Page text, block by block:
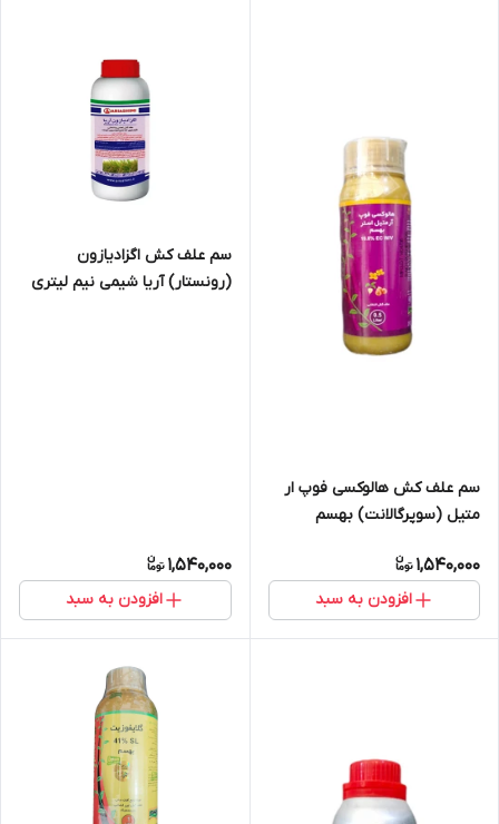
سم علف کش هالوکسی فوپ ار
متیل (سوپرگالانت) بهسم
1,540,000
افزودن به سبد
سم علف کش اگزادیازون
(رونستار) آریا شیمی نیم لیتری
1,540,000
افزودن به سبد